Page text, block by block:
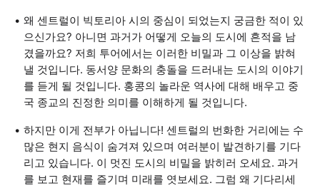
왜 센트럴이 빅토리아 시의 중심이 되었는지 궁금한 적이 있
으신가요? 아니면 과거가 어떻게 오늘의 도시에 흔적을 남
겼을까요? 저희 투어에서는 이러한 비밀과 그 이상을 밝혀
낼 것입니다. 동서양 문화의 충돌을 드러내는 도시의 이야기
를 듣게 될 것입니다. 홍콩의 놀라운 역사에 대해 배우고 중
국 종교의 진정한 의미를 이해하게 될 것입니다.
하지만 이게 전부가 아닙니다! 센트럴의 번화한 거리에는 수
많은 현지 음식이 숨겨져 있으며 여러분이 발견하기를 기다
리고 있습니다. 이 멋진 도시의 비밀을 밝히러 오세요. 과거
를 보고 현재를 즐기며 미래를 엿보세요. 그럼 왜 기다리세